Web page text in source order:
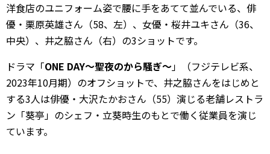
洋食店のユニフォーム姿で腰に手をあてて並んでいる、俳
優・栗原英雄さん（58、左）、女優・桜井ユキさん（36、
中央）、井之脇さん（右）の3ショットです。
ドラマ「ONE DAY～聖夜のから騒ぎ～」（フジテレビ系、
2023年10月期）のオフショットで、井之脇さんをはじめと
する3人は俳優・大沢たかおさん（55）演じる老舗レストラ
ン「葵亭」のシェフ・立葵時生のもとで働く従業員を演じ
ています。